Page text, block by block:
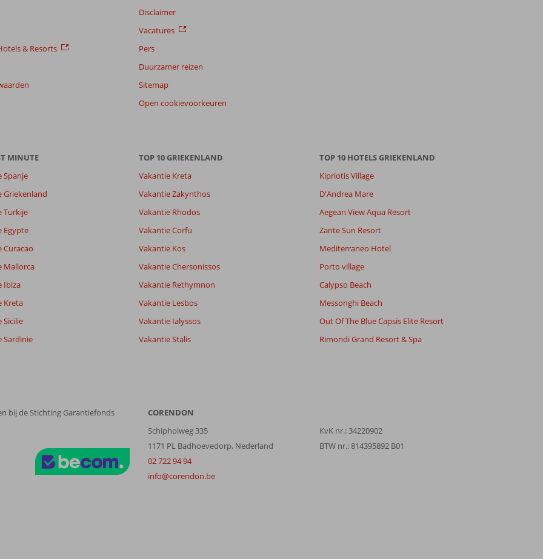
8,9
8,9
7,8
Filter reisgezelschap
Alle
Sorteren op
datum (nieuw > oud)
& Resorts
Disclaimer
Vacatures
Pers
Duurzamer reizen
Sitemap
Open cookievoorkeuren
MINUTE
Spanje
Griekenland
Turkije
Egypte
Curacao
Mallorca
Ibiza
Kreta
Sicilie
Sardinie
TOP 10 GRIEKENLAND
Vakantie Kreta
Vakantie Zakynthos
Vakantie Rhodos
Vakantie Corfu
Vakantie Kos
Vakantie Chersonissos
Vakantie Rethymnon
Vakantie Lesbos
Vakantie Ialyssos
Vakantie Stalis
TOP 10 HOTELS GRIEKENLAND
Kipriotis Village
D'Andrea Mare
Aegean View Aqua Resort
Zante Sun Resort
Mediterraneo Hotel
Porto village
Calypso Beach
Messonghi Beach
Out Of The Blue Capsis Elite Resort
Rimondi Grand Resort & Spa
bij de Stichting Garantiefonds
CORENDON
Schipholweg 335
1171 PL Badhoevedorp, Nederland
02 722 94 94
info@corendon.be
KvK nr.: 34220902
BTW nr.: 814395892 B01